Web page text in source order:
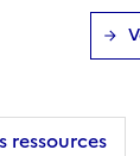
ressources